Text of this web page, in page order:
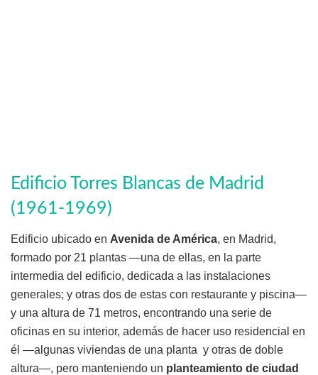
Edificio Torres Blancas de Madrid
(1961-1969)
Edificio ubicado en Avenida de América, en Madrid,
formado por 21 plantas —una de ellas, en la parte
intermedia del edificio, dedicada a las instalaciones
generales; y otras dos de estas con restaurante y piscina—
y una altura de 71 metros, encontrando una serie de
oficinas en su interior, además de hacer uso residencial en
él —algunas viviendas de una planta y otras de doble
altura—, pero manteniendo un planteamiento de ciudad